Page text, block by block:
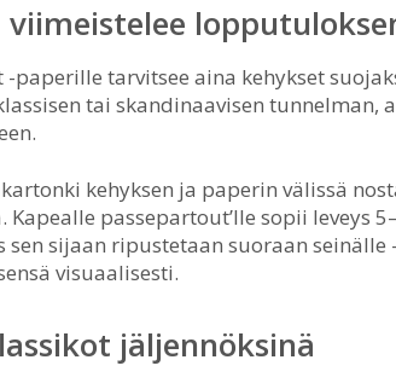
paperille tarvitsee aina kehykset
tai skandinaavisen
kehyksen ja paperin välissä
Kapealle passepartout’lle sopii leveys
sen sijaan ripustetaan suoraan
visuaalisesti.
jäljennöksinä